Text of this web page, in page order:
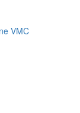
VMC